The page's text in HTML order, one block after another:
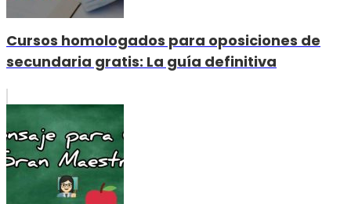
Cursos homologados para oposiciones de
secundaria gratis: La guía definitiva